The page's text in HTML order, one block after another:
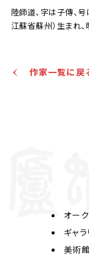
陸師道、字は子傳、
江蘇省蘇州）生まれ
作家一覧に戻
オー
ギャ
美術